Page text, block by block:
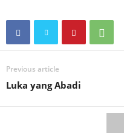
Previous article
Luka yang Abadi